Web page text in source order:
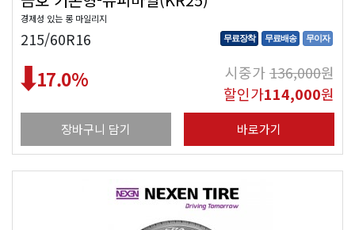
경제성 있는 롱 마일리지
215/60R16 무료장착 무료배송 무이자
17.0% 시중가136,000원
할인가114,000원
장바구니 담기 바로가기